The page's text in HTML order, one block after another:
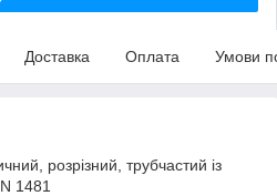
Доставка Оплата Умови
розрізний, трубчастий із
1481